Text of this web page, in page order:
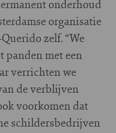
onderhoud
organisatie
zelf. “We
panden met een
verrichten we
de verblijven
voorkomen dat
schildersbedrijven